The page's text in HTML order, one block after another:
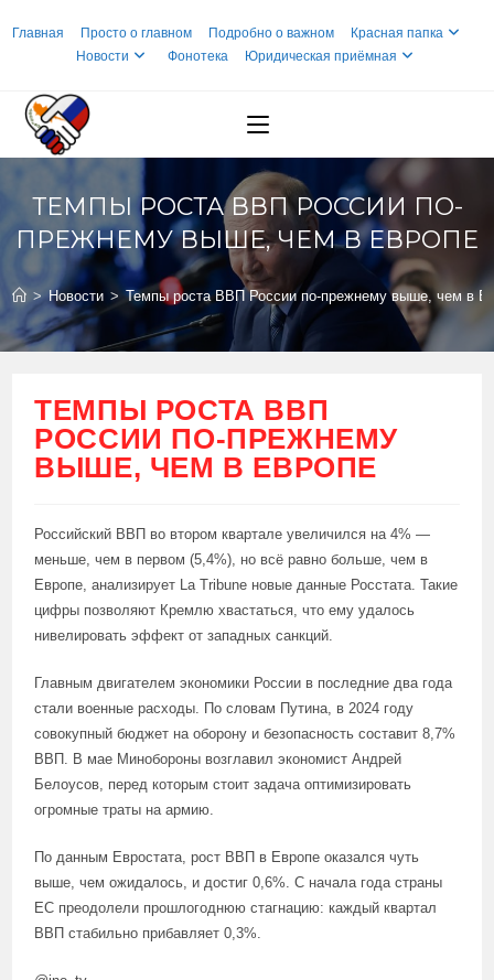
Главная Просто о главном Подробно о важном
Красная папка
Новости
Фонотека Юридическая приёмная
ТЕМПЫ РОСТА ВВП РОССИИ ПО-
ПРЕЖНЕМУ ВЫШЕ, ЧЕМ В ЕВРОПЕ
> Новости > Темпы роста ВВП России по-прежнему выше, чем в
ТЕМПЫ РОСТА ВВП
РОССИИ ПО-ПРЕЖНЕМУ
ВЫШЕ, ЧЕМ В ЕВРОПЕ
Российский ВВП во втором квартале увеличился на 4% —
меньше, чем в первом (5,4%), но всё равно больше, чем в
Европе, анализирует La Tribune новые данные Росстата. Такие
цифры позволяют Кремлю хвастаться, что ему удалось
нивелировать эффект от западных санкций.
Главным двигателем экономики России в последние два года
стали военные расходы. По словам Путина, в 2024 году
совокупный бюджет на оборону и безопасность составит 8,7%
ВВП. В мае Минобороны возглавил экономист Андрей
Белоусов, перед которым стоит задача оптимизировать
огромные траты на армию.
По данным Евростата, рост ВВП в Европе оказался чуть
выше, чем ожидалось, и достиг 0,6%. С начала года страны
ЕС преодолели прошлогоднюю стагнацию: каждый квартал
ВВП стабильно прибавляет 0,3%.